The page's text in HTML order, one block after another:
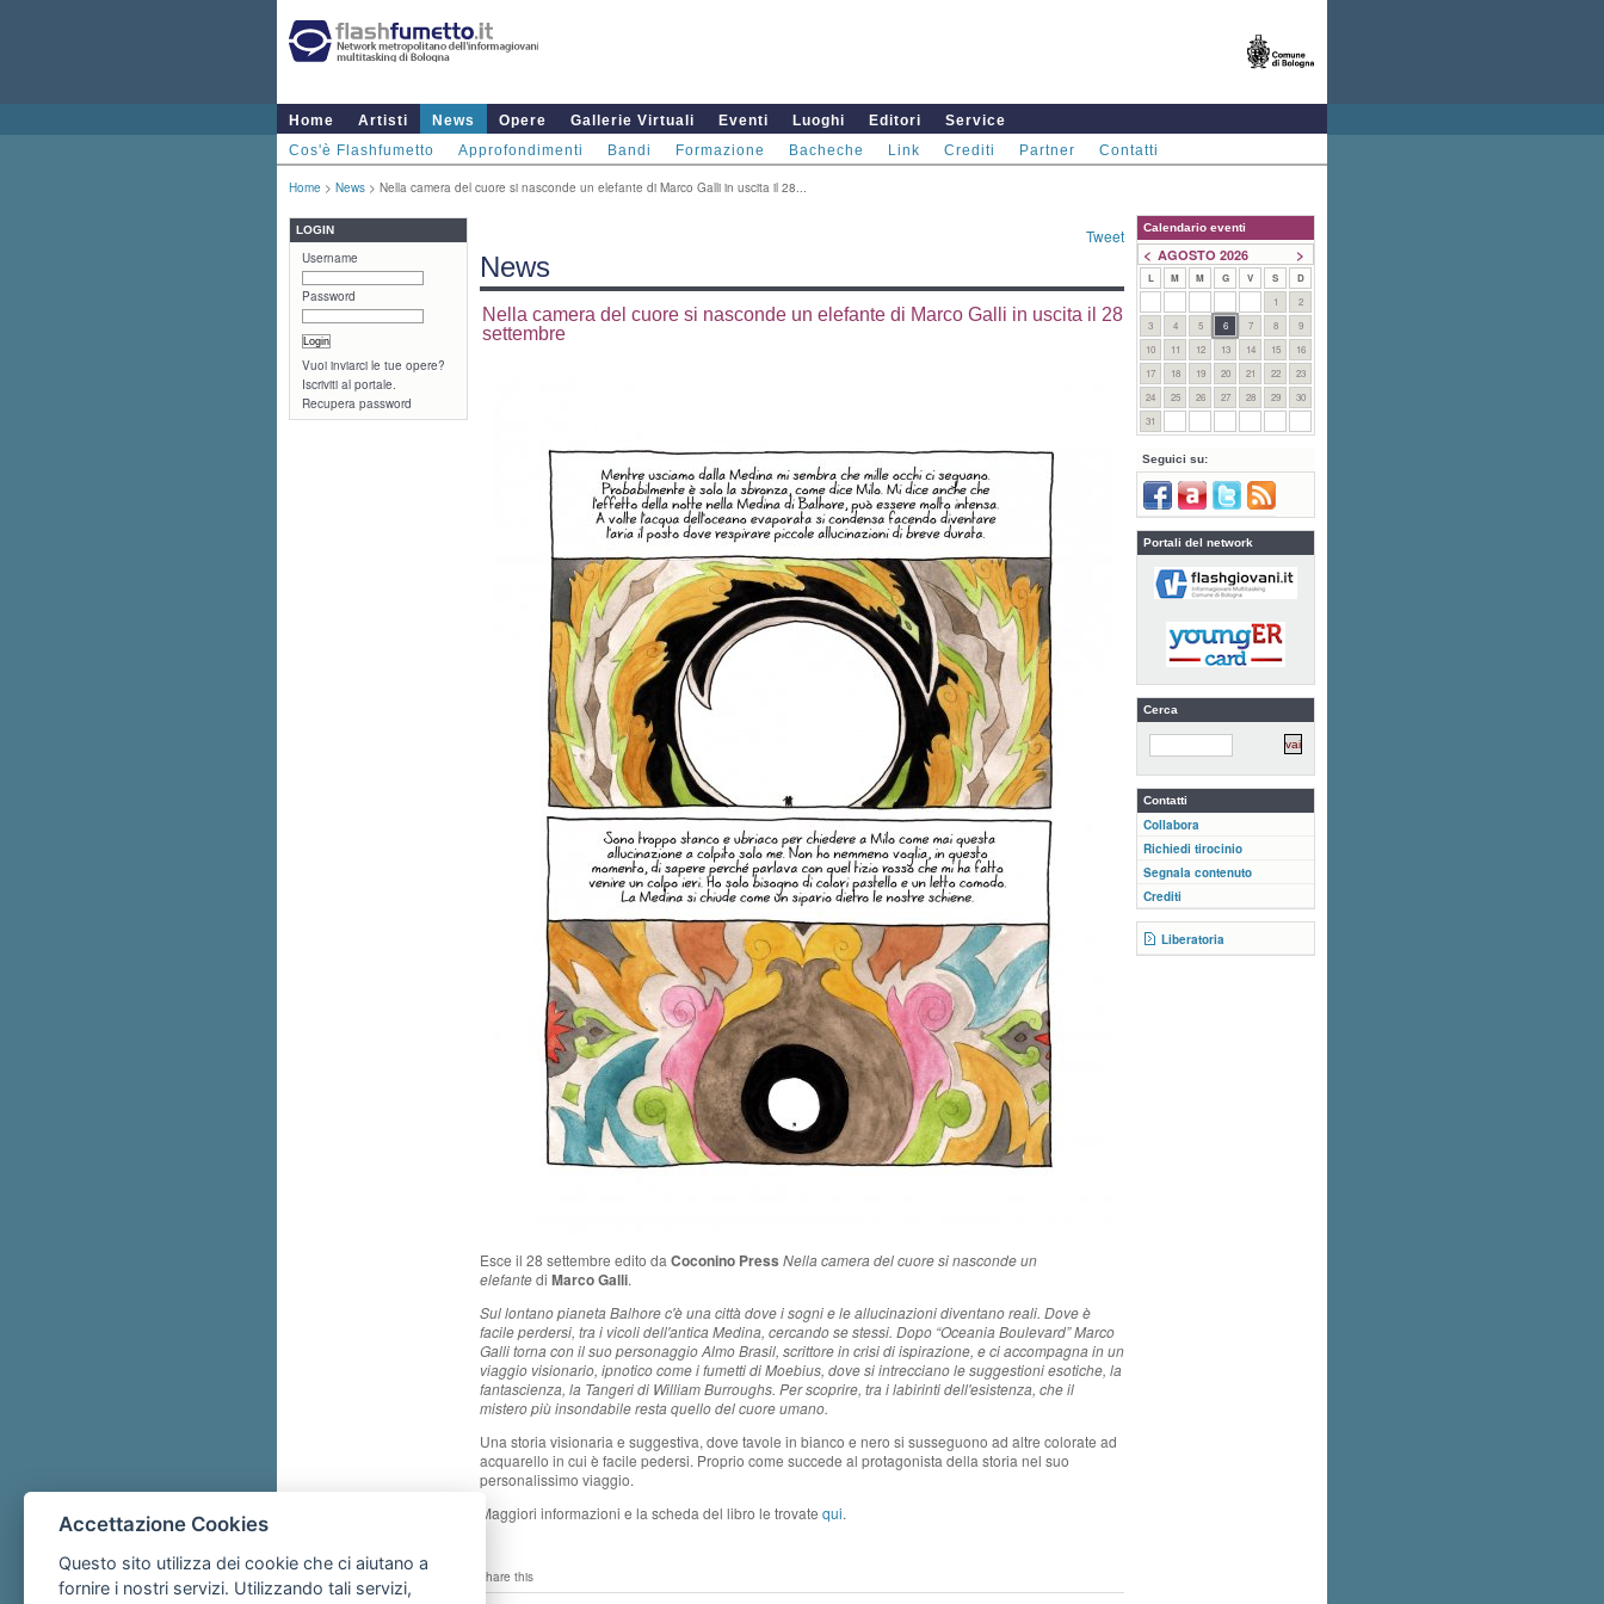
Home Artisti News Opere Gallerie Virtuali Eventi Luoghi Editori
Service
Cos'è Flashfumetto
Approfondimenti Bandi Formazione Bacheche Link Crediti Partner Contatti
Home > News > Nella camera del cuore si nasconde un elefante di Marco Galli in uscita il 28...
LOGIN
Username
Password
Vuoi inviarci le tue opere?
Iscriviti al portale.
Recupera password
Tweet
News
Nella camera del cuore si nasconde un elefante di Marco Galli in uscita il 28
settembre
Esce il 28 settembre edito da Coconino Press Nella camera del cuore si nasconde un
elefantedi Marco Galli.
Sul lontano pianeta Balhore c'è una città dove i sogni e le allucinazioni diventano reali. Dove è
facile perdersi, tra i vicoli dell'antica Medina, cercando se stessi. Dopo “Oceania Boulevard” Marco
Galli torna con il suo personaggio Almo Brasil, scrittore in crisi di ispirazione, e ci accompagna in un
viaggio visionario, ipnotico come i fumetti di Moebius, dove si intrecciano le suggestioni esotiche, la
fantascienza, la Tangeri di William Burroughs. Per scoprire, tra i labirinti dell'esistenza, che il
mistero più insondabile resta quello del cuore umano.
Una storia visionaria e suggestiva, dove tavole in bianco e nero si susseguono ad altre colorate ad
acquarello in cui è facile pedersi. Proprio come succede al protagonista della storia nel suo
personalissimo viaggio.
Maggiori informazioni e la scheda del libro le trovate qui.
share this
Calendario eventi
>
< AGOSTO 2026
L M M G V S
D
1
2
3
4 5 6 7 8
9
10
11 12 13 14 15
16
17
18 19 20 21 22
23
24
25 26 27 28 29
30
31
Seguici su:
Portali del network
Cerca
Contatti
Collabora
Richiedi tirocinio
Segnala contenuto
Crediti
Liberatoria
Accettazione Cookies
Questo sito utilizza dei cookie che ci aiutano a
fornire i nostri servizi. Utilizzando tali servizi,